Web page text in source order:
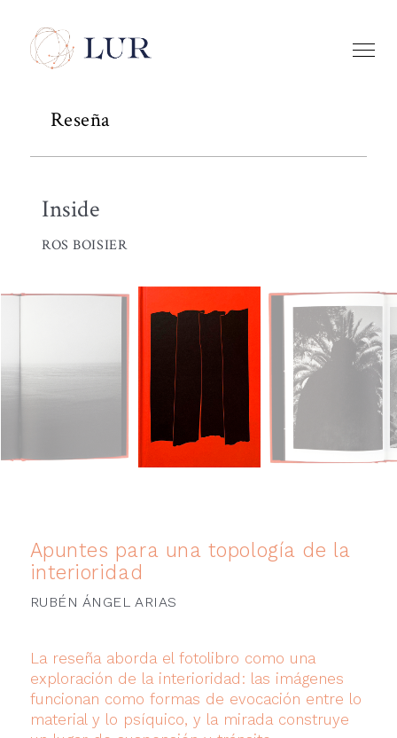
Reseña
Inside
ROS BOISIER
Apuntes para una topología de la
interioridad
RUBÉN ÁNGEL ARIAS
La reseña aborda el fotolibro como una
exploración de la interioridad: las imágenes
funcionan como formas de evocación entre lo
material y lo psíquico, y la mirada construye